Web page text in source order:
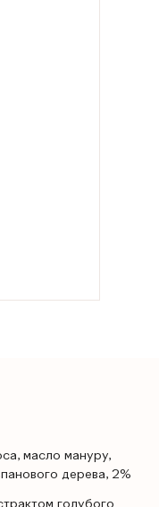
масло мануру,
дерева, 2%
голубого